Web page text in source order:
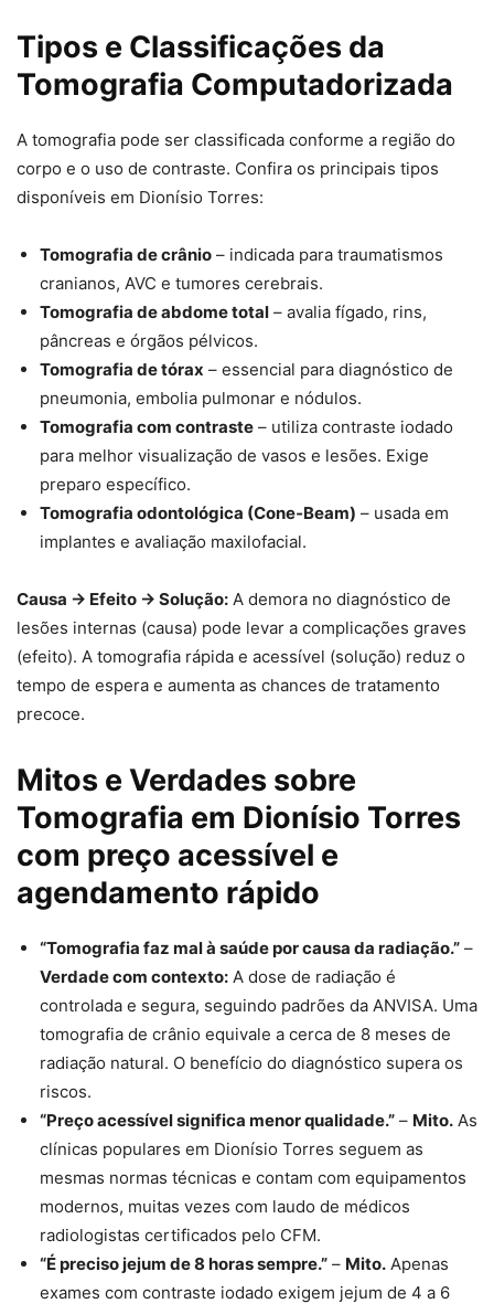
Tipos e Classificações da
Tomografia Computadorizada
A tomografia pode ser classificada conforme a região do
corpo e o uso de contraste. Confira os principais tipos
disponíveis em Dionísio Torres:
Tomografia de crânio – indicada para traumatismos
cranianos, AVC e tumores cerebrais.
Tomografia de abdome total – avalia fígado, rins,
pâncreas e órgãos pélvicos.
Tomografia de tórax – essencial para diagnóstico de
pneumonia, embolia pulmonar e nódulos.
Tomografia com contraste – utiliza contraste iodado
para melhor visualização de vasos e lesões. Exige
preparo específico.
Tomografia odontológica (Cone‑Beam) – usada em
implantes e avaliação maxilofacial.
Causa → Efeito → Solução: A demora no diagnóstico de
lesões internas (causa) pode levar a complicações graves
(efeito). A tomografia rápida e acessível (solução) reduz o
tempo de espera e aumenta as chances de tratamento
precoce.
Mitos e Verdades sobre
Tomografia em Dionísio Torres
com preço acessível e
agendamento rápido
“Tomografia faz mal à saúde por causa da radiação.” –
Verdade com contexto: A dose de radiação é
controlada e segura, seguindo padrões da ANVISA. Uma
tomografia de crânio equivale a cerca de 8 meses de
radiação natural. O benefício do diagnóstico supera os
riscos.
“Preço acessível significa menor qualidade.” – Mito. As
clínicas populares em Dionísio Torres seguem as
mesmas normas técnicas e contam com equipamentos
modernos, muitas vezes com laudo de médicos
radiologistas certificados pelo CFM.
“É preciso jejum de 8 horas sempre.” – Mito. Apenas
exames com contraste iodado exigem jejum de 4 a 6